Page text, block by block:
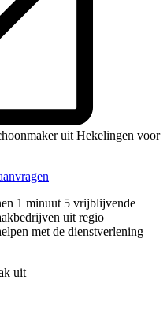
uit Hekelingen voor
1 minuut 5 vrijblijvende
uit regio
met de dienstverlening
uit